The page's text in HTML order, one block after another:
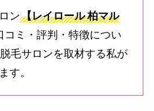
ン【レイロール 柏マル
コミ・評判・特徴につい
毛サロンを取材する私が
す。